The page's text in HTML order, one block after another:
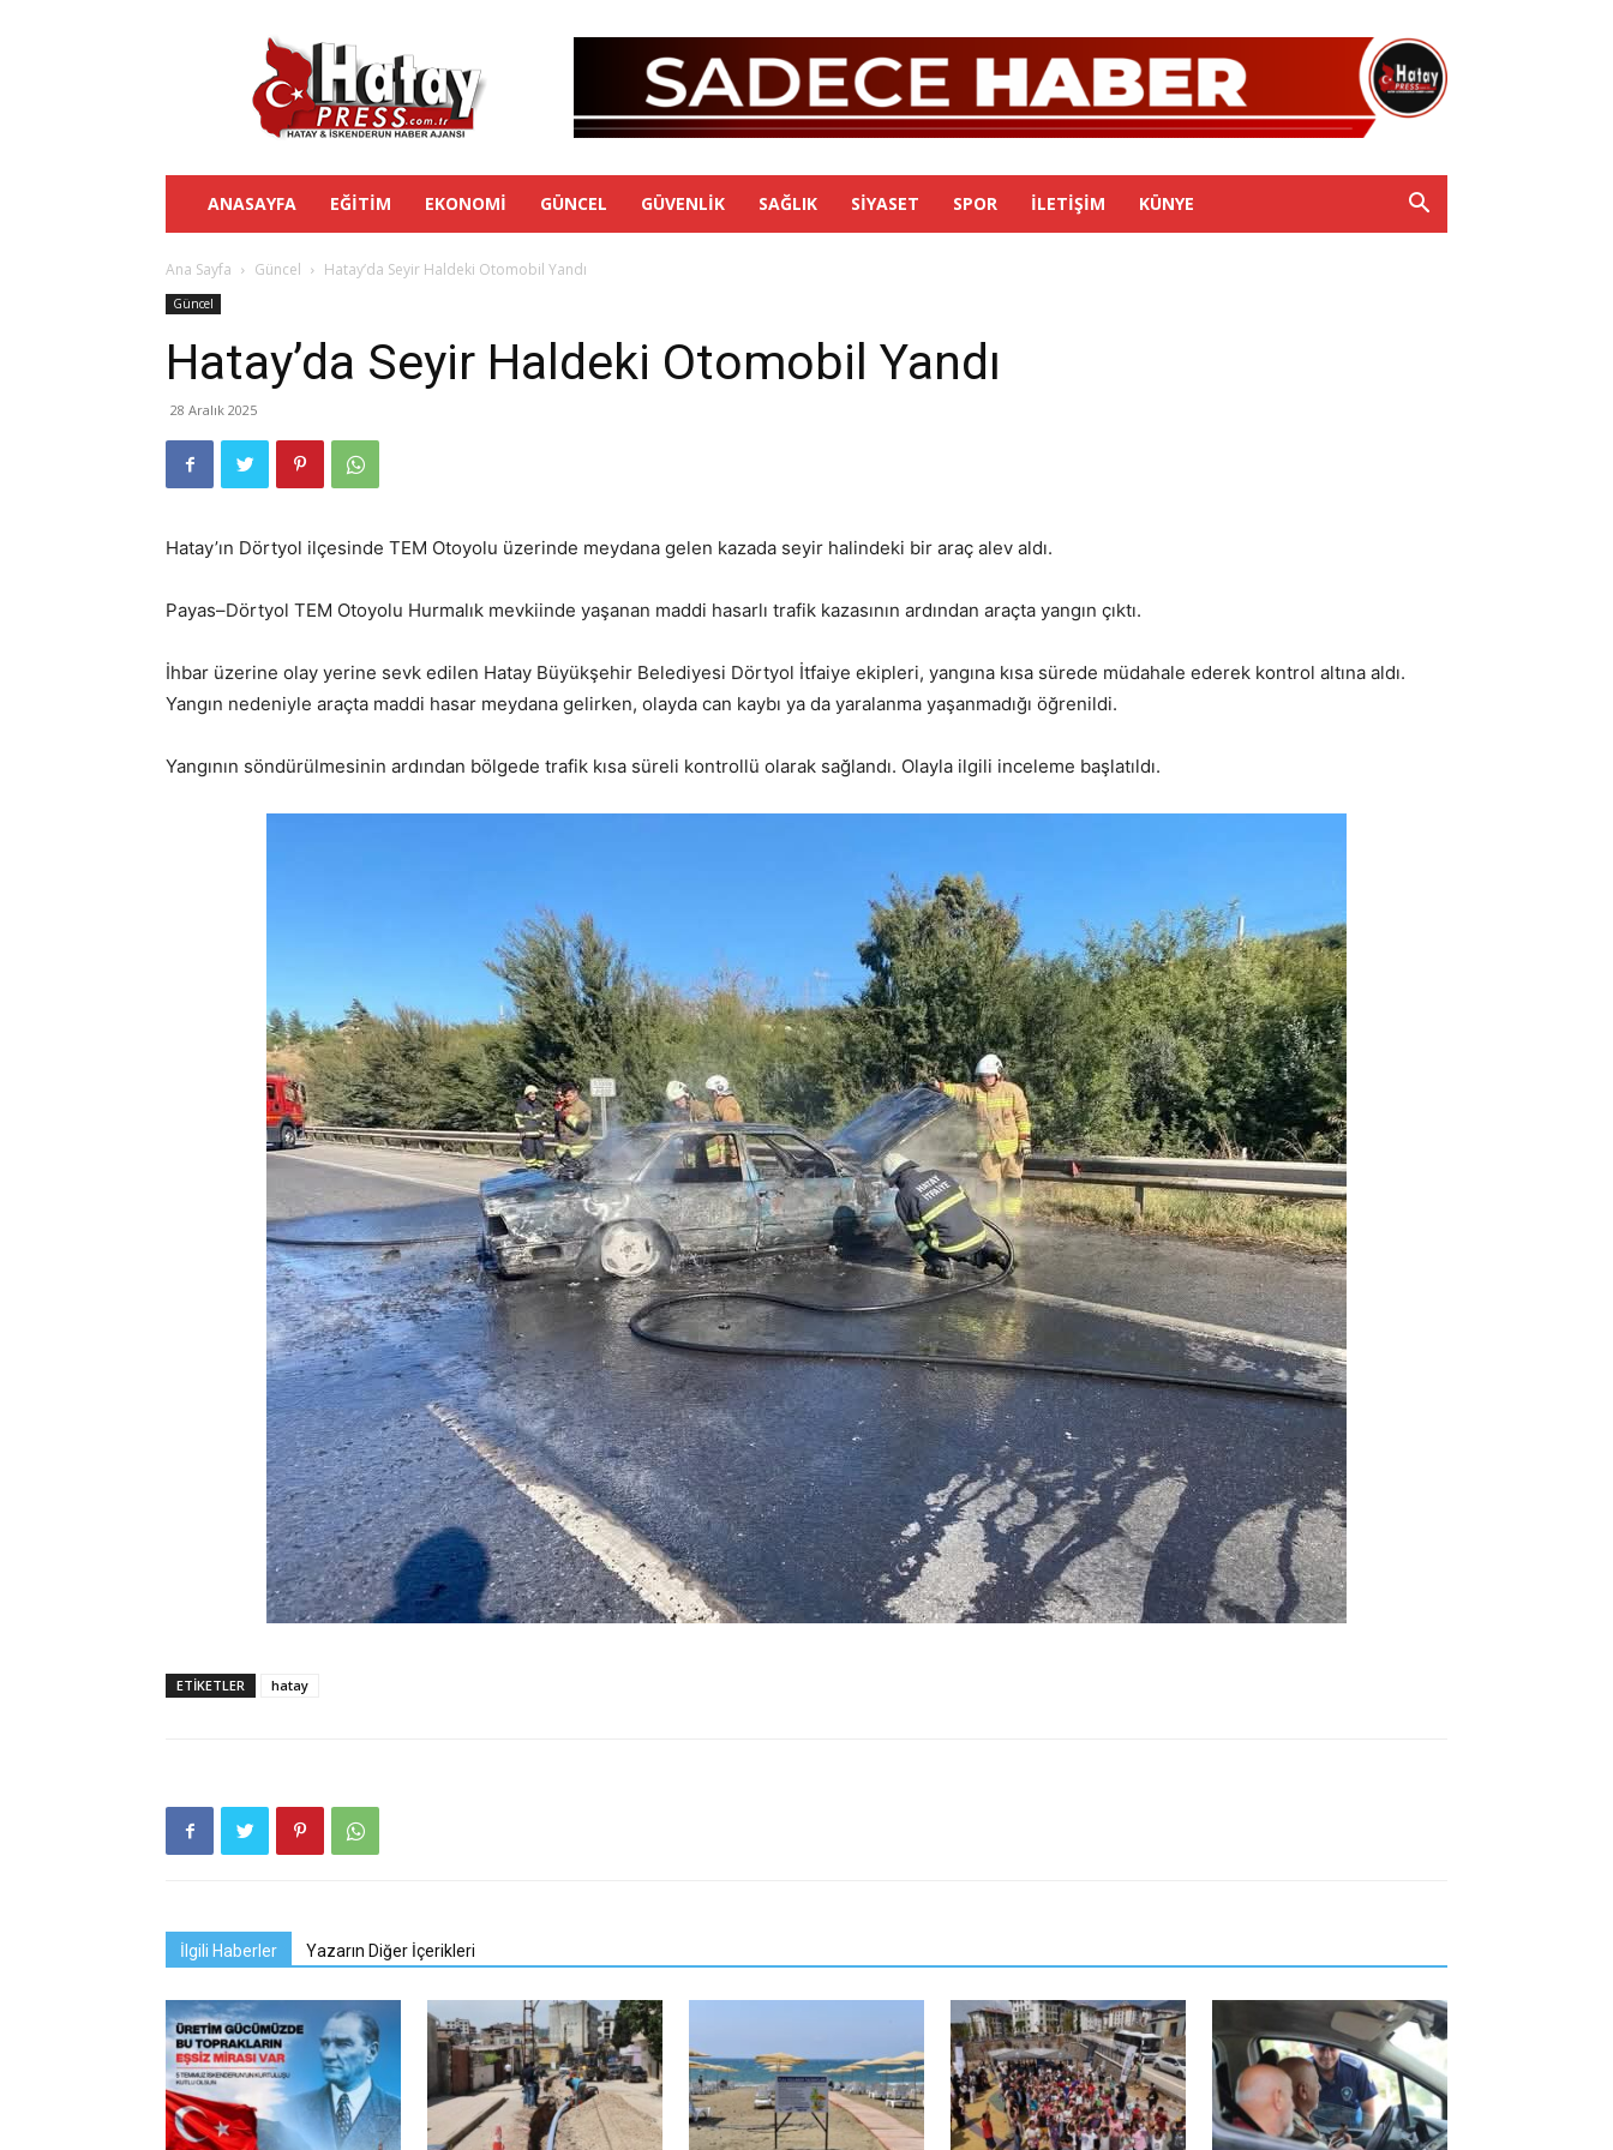
Hatay
Press
ANASAYFA EĞITIM EKONOMI GÜNCEL GÜVENLIK SAĞLIK SIYASET SPOR İLETIŞIM KÜNYE
Ana Sayfa Güncel Hatay’da Seyir Haldeki Otomobil Yandı
Güncel
Hatay’da Seyir Haldeki Otomobil Yandı
28 Aralık 2025
Hatay’ın Dörtyol ilçesinde TEM Otoyolu üzerinde meydana gelen kazada seyir halindeki bir araç alev aldı.
Payas–Dörtyol TEM Otoyolu Hurmalık mevkiinde yaşanan maddi hasarlı trafik kazasının ardından araçta yangın çıktı.
İhbar üzerine olay yerine sevk edilen Hatay Büyükşehir Belediyesi Dörtyol İtfaiye ekipleri, yangına kısa sürede müdahale ederek kontrol altına aldı.
Yangın nedeniyle araçta maddi hasar meydana gelirken, olayda can kaybı ya da yaralanma yaşanmadığı öğrenildi.
Yangının söndürülmesinin ardından bölgede trafik kısa süreli kontrollü olarak sağlandı. Olayla ilgili inceleme başlatıldı.
ETIKETLER hatay
İlgili Haberler Yazarın Diğer İçerikleri